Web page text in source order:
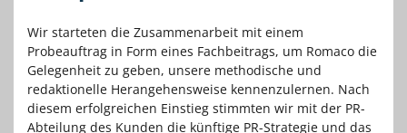
Wir starteten die Zusammenarbeit mit einem
Probeauftrag in Form eines Fachbeitrags, um Romaco die
Gelegenheit zu geben, unsere methodische und
redaktionelle Herangehensweise kennenzulernen. Nach
diesem erfolgreichen Einstieg stimmten wir mit der PR-
Abteilung des Kunden die künftige PR-Strategie und das